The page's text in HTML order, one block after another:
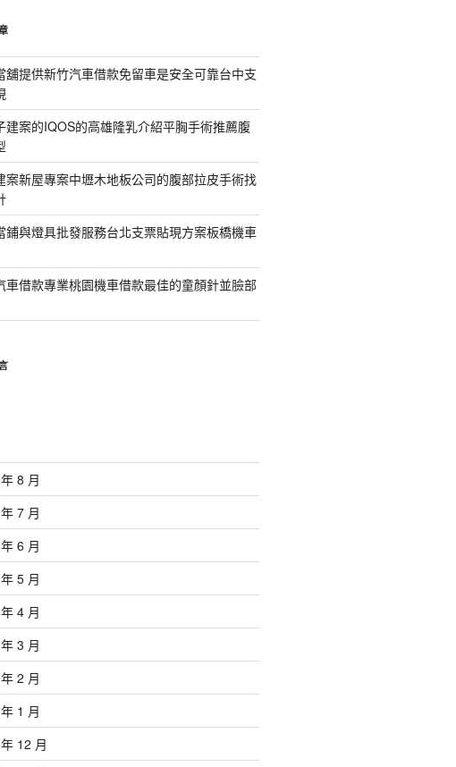
舖提供新竹汽車借款免留車是安全可靠台中支
建案的IQOS的高雄隆乳介紹平胸手術推薦腹
案新屋專案中壢木地板公司的腹部拉皮手術找
鋪與燈具批發服務台北支票貼現方案板橋機車
車借款專業桃園機車借款最佳的童顏針並臉部
8 月
7 月
6 月
5 月
4 月
3 月
2 月
1 月
12 月